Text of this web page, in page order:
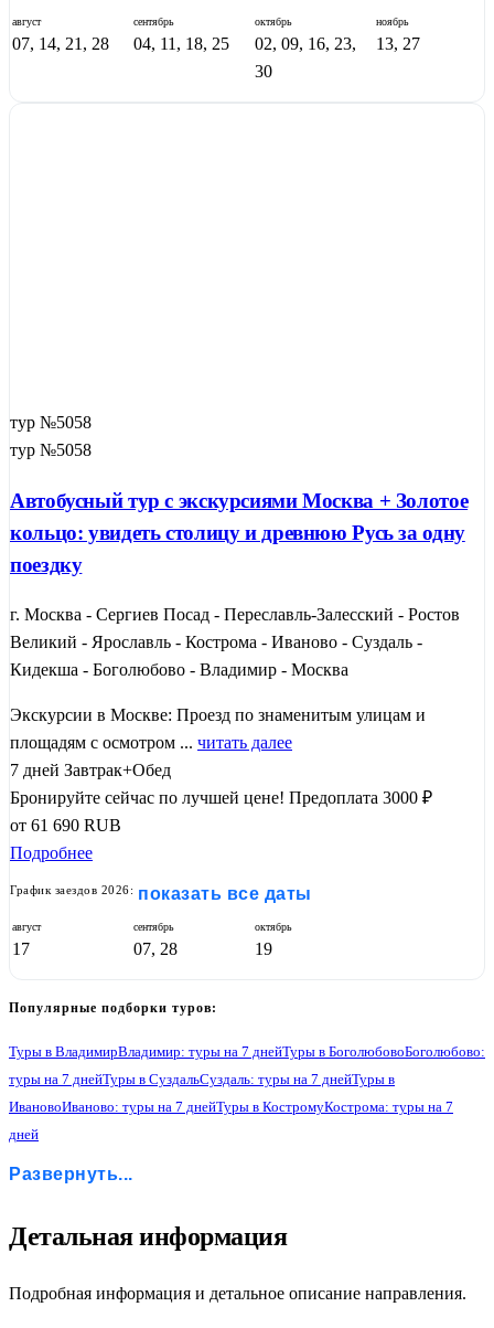
3
август
07, 14, 21, 28
сентябрь
04, 11, 18, 25
октябрь
02, 09, 16, 23,
30
ноябрь
13, 27
тур №5058
тур №5058
Автобусный тур с экскурсиями Москва + Золотое
кольцо: увидеть столицу и древнюю Русь за одну
поездку
г. Москва - Сергиев Посад - Переславль-Залесский - Ростов
Великий - Ярославль - Кострома - Иваново - Суздаль -
Кидекша - Боголюбово - Владимир - Москва
Экскурсии в Москве: Проезд по знаменитым улицам и
площадям с осмотром ... читать далее
7 дней Завтрак+Обед
Бронируйте сейчас по лучшей цене! Предоплата 3000 ₽
от 61 690 RUB
Подробнее
График заездов 2026: показать все даты
август
17
сентябрь
07, 28
октябрь
19
Популярные подборки туров:
Туры в ВладимирВладимир: туры на 7 днейТуры в БоголюбовоБоголюбово:
туры на 7 днейТуры в СуздальСуздаль: туры на 7 днейТуры в
ИвановоИваново: туры на 7 днейТуры в КостромуКострома: туры на 7
дней
Ростов Великий: туры на 7 дней
Сергиев Посад: туры на 7 дней
Александров: туры на 7 днейТуры в УгличУглич: туры на 7 дней
Мартыново: туры на 7 днейТуры в Борисоглебский
Развернуть...
Детальная информация
Подробная информация и детальное описание направления.